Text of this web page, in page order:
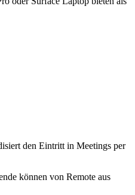
den Eintritt in Meetings per
können von Remote aus